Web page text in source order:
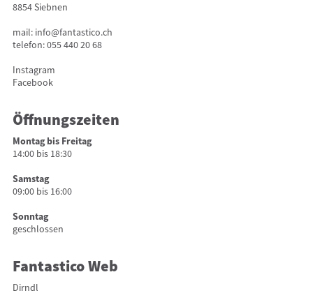
8854 Siebnen
mail: info@fantastico.ch
telefon:055 440 20 68
Instagram
Facebook
Öffnungszeiten
Montag bis Freitag
14:00 bis 18:30
Samstag
09:00 bis 16:00
Sonntag
geschlossen
Fantastico Web
Dirndl